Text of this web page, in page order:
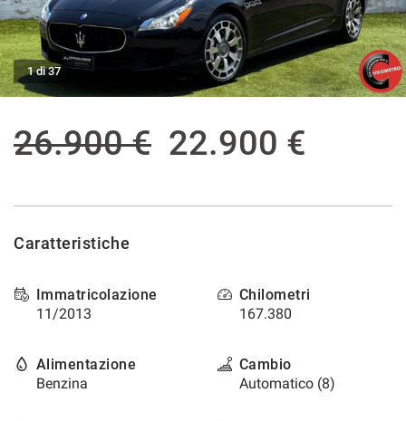
ASSISTENZA POST VENDITA
CONTATTI
NEWS
1 di 37
26.900 € 22.900 €
Caratteristiche
Immatricolazione
11/2013
Chilometri
167.380
Alimentazione
Benzina
Cambio
Automatico (8)
tracciamento
che
adottiamo
per
offrire
le
e
svolgere
di
descritte.
maggiori
informazioni
sul
funzionamento